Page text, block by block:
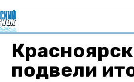
подвели